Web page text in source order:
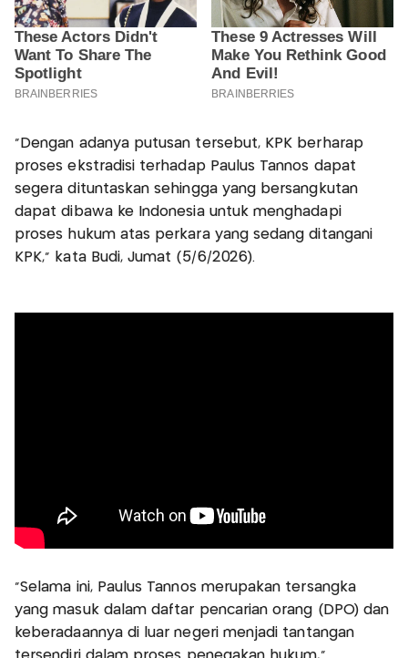
"Dengan adanya putusan tersebut, KPK berharap
proses ekstradisi terhadap Paulus Tannos dapat
segera dituntaskan sehingga yang bersangkutan
dapat dibawa ke Indonesia untuk menghadapi
proses hukum atas perkara yang sedang ditangani
KPK," kata Budi, Jumat (5/6/2026).
"Selama ini, Paulus Tannos merupakan tersangka
yang masuk dalam daftar pencarian orang (DPO) dan
keberadaannya di luar negeri menjadi tantangan